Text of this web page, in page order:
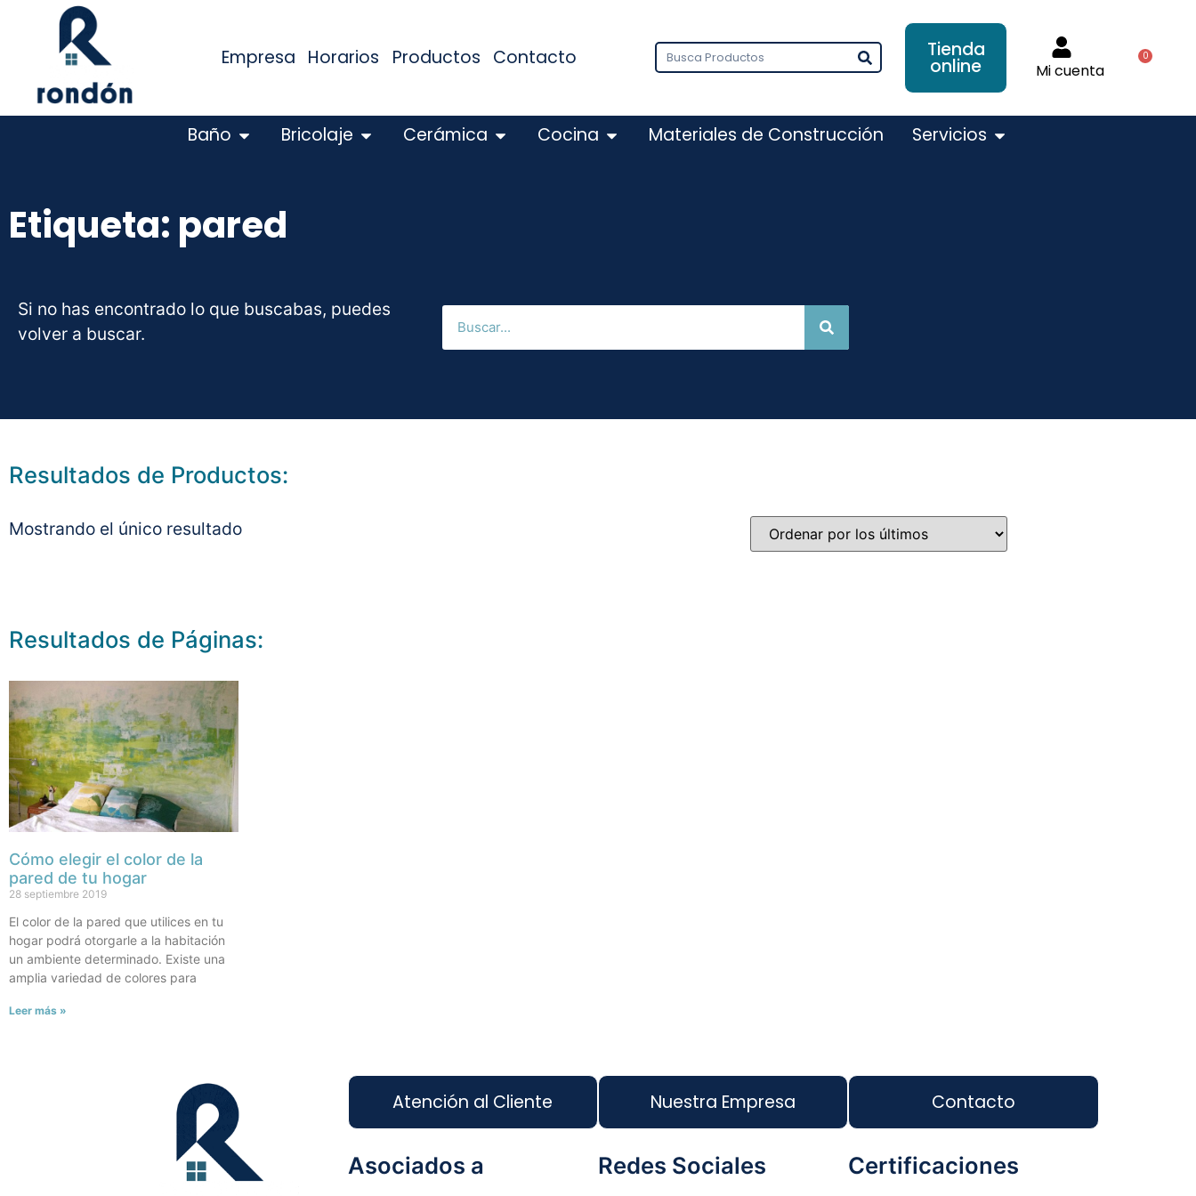
Empresa Horarios Productos Contacto Tienda
online Mi cuenta
0
Baño Bricolaje Cerámica Cocina Materiales de Construcción Servicios
Etiqueta: pared
Si no has encontrado lo que buscabas, puedes
volver a buscar.
Resultados de Productos:
Mostrando el único resultado
Resultados de Páginas:
Cómo elegir el color de la
pared de tu hogar
28 septiembre 2019
El color de la pared que utilices en tu
hogar podrá otorgarle a la habitación
un ambiente determinado. Existe una
amplia variedad de colores para
Leer más »
Atención al Cliente
Asociados a
Nuestra Empresa
Redes Sociales
Contacto
Certificaciones